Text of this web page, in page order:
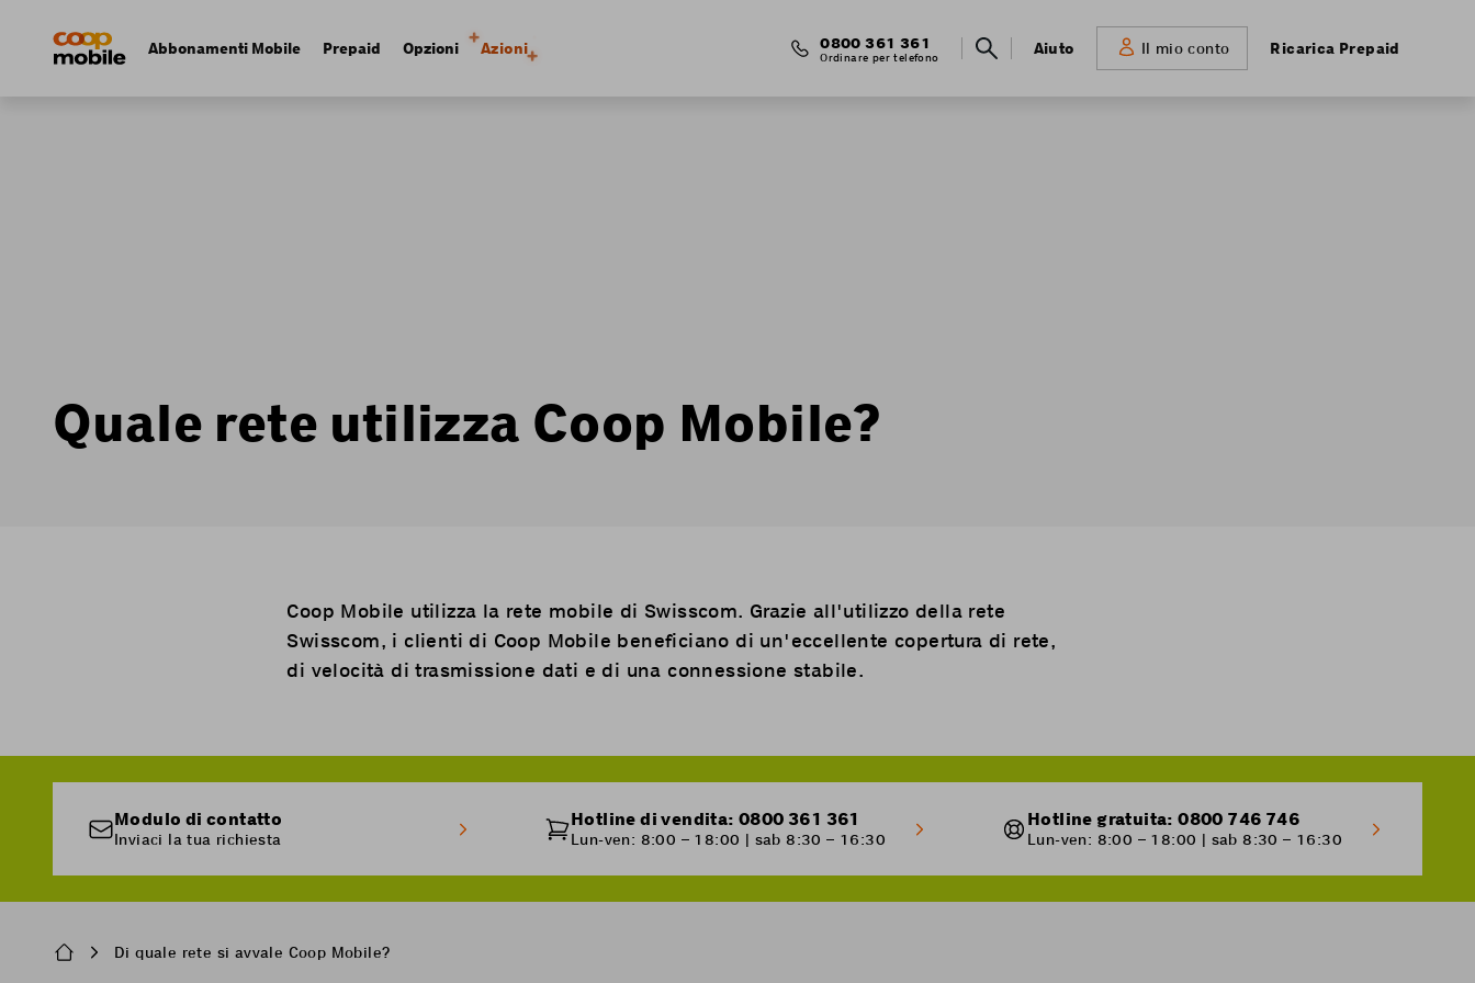
Navigation
principale
Abbonamenti Mobile Prepaid Opzioni Azioni 0800 361 361
Ordinare per telefono
navigation
Aiuto Il mio conto Ricarica Prepaid
Quale rete utilizza Coop Mobile?
Coop Mobile utilizza la rete mobile di Swisscom. Grazie all'utilizzo della rete
Swisscom, i clienti di Coop Mobile beneficiano di un'eccellente copertura di rete,
di velocità di trasmissione dati e di una connessione stabile.
Modulo di contatto
Inviaci la tua richiesta
Hotline di vendita: 0800 361 361
Lun-ven: 8:00 – 18:00 | sab 8:30 – 16:30
Hotline gratuita: 0800 746 746
Lun-ven: 8:00 – 18:00 | sab 8:30 – 16:30
BreadcrumbDi quale rete si avvale Coop Mobile?